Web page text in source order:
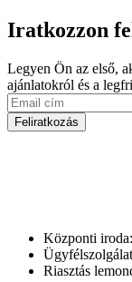
Iratkozzon
Legyen Ön az első,
ajánlatokról és a
Feliratkozás
Központi
Riasztás